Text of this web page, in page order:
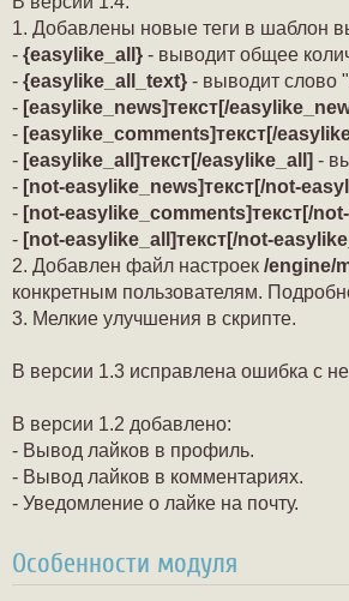
1. Добавлены новые теги в шаблон
- {easylike_all} - выводит общее
- {easylike_all_text} - выводит слово
- [easylike_news]текст[/
- [easylike_comments]текст[/
- [easylike_all]текст[/easylike_all] -
- [not-easylike_news]текст[/not-
- [not-easylike_comments]текст[/
- [not-easylike_all]текст[/not-
2. Добавлен файл настроек /engine/
конкретным пользователям.
3. Мелкие улучшения в скрипте.
В версии 1.3 исправлена ошибка с
В версии 1.2 добавлено:
- Вывод лайков в профиль.
- Вывод лайков в комментариях.
- Уведомление о лайке на почту.
Особенности модуля